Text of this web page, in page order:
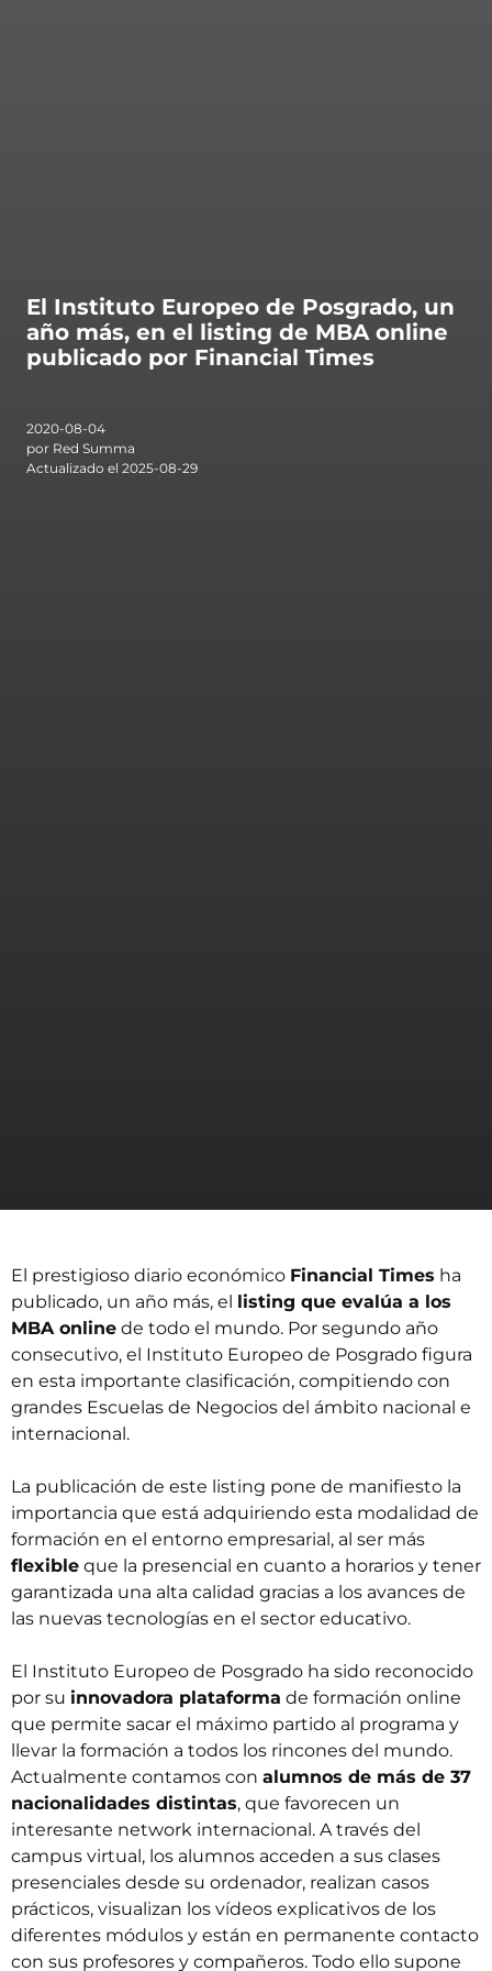
El Instituto Europeo de Posgrado, un
año más, en el listing de MBA online
publicado por Financial Times
2020-08-04
por Red Summa
Actualizado el 2025-08-29
El prestigioso diario económico Financial Times ha
publicado, un año más, el listing que evalúa a los
MBA online de todo el mundo. Por segundo año
consecutivo, el Instituto Europeo de Posgrado figura
en esta importante clasificación, compitiendo con
grandes Escuelas de Negocios del ámbito nacional e
internacional.
La publicación de este listing pone de manifiesto la
importancia que está adquiriendo esta modalidad de
formación en el entorno empresarial, al ser más
flexible que la presencial en cuanto a horarios y tener
garantizada una alta calidad gracias a los avances de
las nuevas tecnologías en el sector educativo.
El Instituto Europeo de Posgrado ha sido reconocido
por su innovadora plataforma de formación online
que permite sacar el máximo partido al programa y
llevar la formación a todos los rincones del mundo.
Actualmente contamos con alumnos de más de 37
nacionalidades distintas, que favorecen un
interesante network internacional. A través del
campus virtual, los alumnos acceden a sus clases
presenciales desde su ordenador, realizan casos
prácticos, visualizan los vídeos explicativos de los
diferentes módulos y están en permanente contacto
con sus profesores y compañeros. Todo ello supone